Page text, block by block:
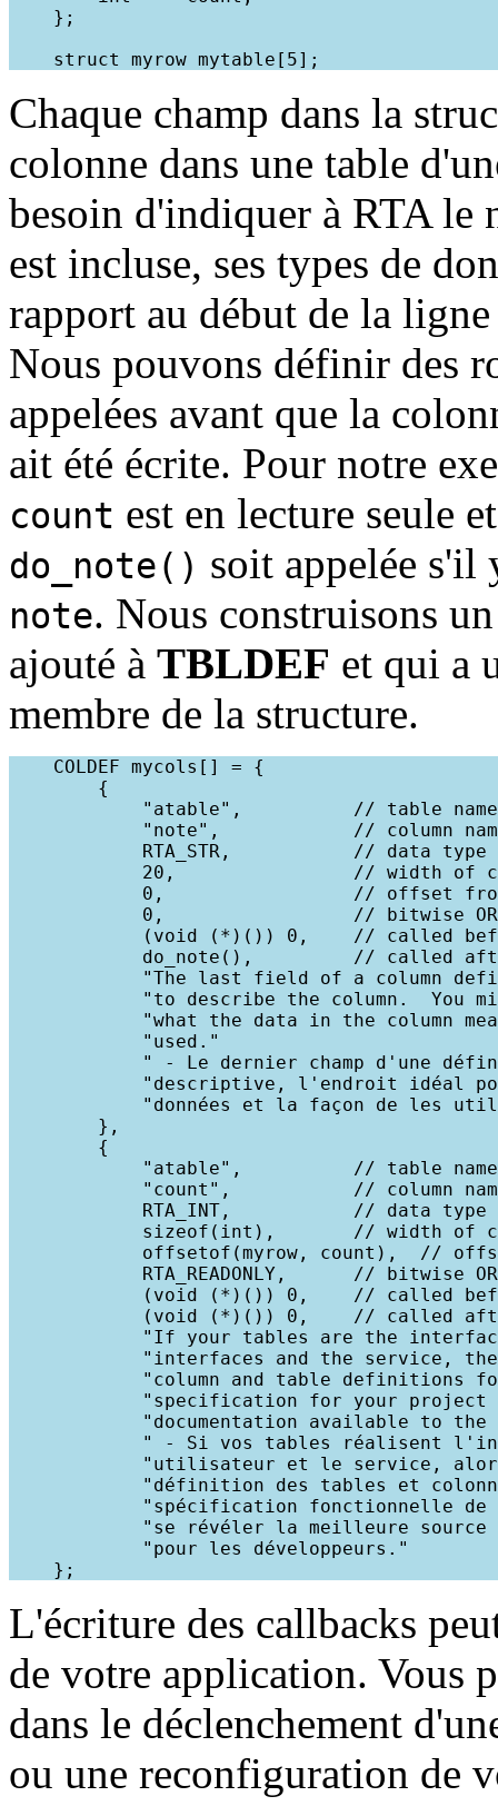
    };
Chaque champ dans la
colonne dans une table
besoin d'indiquer à RTA le
est incluse, ses types de
rapport au début de la
Nous pouvons définir des
appelées avant que la
ait été écrite. Pour notre
count est en lecture seule
do_note() soit appelée s'il
note. Nous construisons
ajouté à TBLDEF et qui a
membre de la structure.
    COLDEF mycols[] = {
        {
"atable",          // table
"note",            // column
RTA_STR,           // data
20,                // width of
0,                 // offset
0,                 // bitwise
(void (*)()) 0,    // called
do_note(),         // called
"The last field of a column
"to describe the column.  You
"what the data in the column
            "used."
" - Le dernier champ d'une
"descriptive, l'endroit idéal
"données et la façon de les
        },
        {
"atable",          // table
"count",           // column
RTA_INT,           // data type
sizeof(int),       // width of
offsetof(myrow, count),  //
RTA_READONLY,      // bitwise
(void (*)()) 0,    // called
(void (*)()) 0,    // called
"If your tables are the
"interfaces and the service,
"column and table definitions
"specification for your project
"documentation available to the
" - Si vos tables réalisent
"utilisateur et le service,
"définition des tables et
"spécification fonctionnelle de
"se révéler la meilleure source
            "pour les développeurs."
L'écriture des callbacks
de votre application. Vous
dans le déclenchement
ou une reconfiguration de